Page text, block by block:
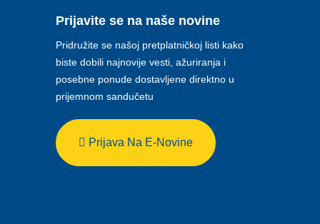
Prijavite se na naše novine
Pridružite se našoj pretplatničkoj listi kako
biste dobili najnovije vesti, ažuriranja i
posebne ponude dostavljene direktno u
prijemnom sandučetu
Prijava Na E-Novine